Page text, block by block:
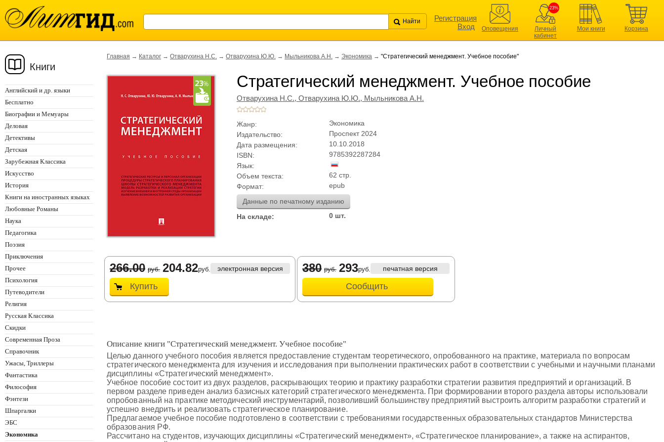
Регистрация
Вход
Оповещения
23%
Личный
кабинет
Мои книги Корзина
Книги
Английский и др. языки
Бесплатно
Биографии и Мемуары
Деловая
Детективы
Детская
Зарубежная Классика
Искусство
История
Книги на иностранных языках
Любовные Романы
Наука
Педагогика
Поэзия
Приключения
Прочее
Психология
Путеводители
Религия
Русская Классика
Скидки
Современная Проза
Справочник
Ужасы, Триллеры
Фантастика
Философия
Фэнтези
Шпаргалки
ЭБС
Экономика
Главная → Каталог → Отварухина Н.С. → Отварухина Ю.Ю. → Мыльникова А.Н. → Экономика → "Стратегический менеджмент. Учебное пособие"
Стратегический менеджмент. Учебное пособие
Отварухина Н.С., Отварухина Ю.Ю., Мыльникова А.Н.
Жанр:
Экономика
Издательство:
Проспект 2024
Дата размещения:
10.10.2018
ISBN:
9785392287284
Язык:
Объем текста:
62 стр.
Формат:
epub
Данные по печатному изданию
На складе:
0 шт.
266.00 руб. 204.82руб. электронная версия
Купить
380 руб. 293руб. печатная версия
Сообщить
Описание книги "Стратегический менеджмент. Учебное пособие"
Целью данного учебного пособия является предоставление студентам теоретического, опробованного на практике, материала по вопросам
стратегического менеджмента для изучения и исследования при выполнении практических работ в соответствии с учебными и научными планами
дисциплины «Стратегический менеджмент».
Учебное пособие состоит из двух разделов, раскрывающих теорию и практику разработки стратегии развития предприятий и организаций. В
первом разделе приведен анализ базисных категорий стратегического менеджмента. При формировании второго раздела авторы использовали
опробованный на практике методический инструментарий, позволивший большинству предприятий выстроить алгоритм разработки стратегий и
успешно внедрить и реализовать стратегическое планирование.
Предлагаемое учебное пособие подготовлено в соответствии с требованиями государственных образовательных стандартов Министерства
образования РФ.
Рассчитано на студентов, изучающих дисциплины «Стратегический менеджмент», «Стратегическое планирование», а также на аспирантов,